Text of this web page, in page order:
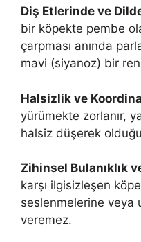
Diş Etlerinde ve
bir köpekte pembe
çarpması anında
mavi (siyanoz) bir
Halsizlik ve
yürümekte zorlanır,
halsiz düşerek olduğu
Zihinsel Bulanıklık
karşı ilgisizleşen
seslenmelerine veya
veremez.